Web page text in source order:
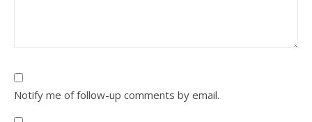
Notify me of follow-up comments by email.